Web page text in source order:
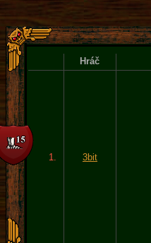
Hráč
1. 3bit